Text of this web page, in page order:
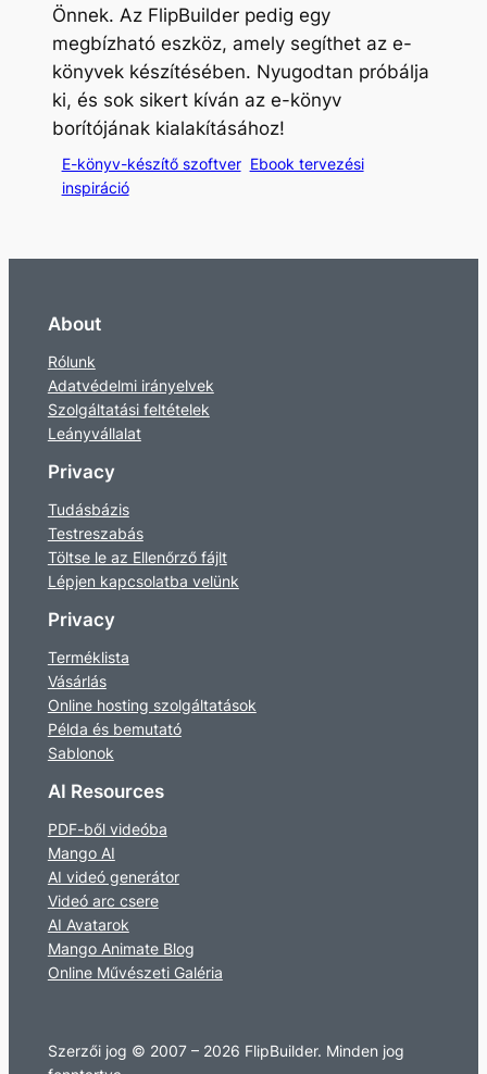
Önnek. Az FlipBuilder pedig egy
megbízható eszköz, amely segíthet az e-
könyvek készítésében. Nyugodtan próbálja
ki, és sok sikert kíván az e-könyv
borítójának kialakításához!
E-könyv-készítő szoftver Ebook tervezési
inspiráció
About
Rólunk
Adatvédelmi irányelvek
Szolgáltatási feltételek
Leányvállalat
Privacy
Tudásbázis
Testreszabás
Töltse le az Ellenőrző fájlt
Lépjen kapcsolatba velünk
Privacy
Terméklista
Vásárlás
Online hosting szolgáltatások
Példa és bemutató
Sablonok
AI Resources
PDF-ből videóba
Mango AI
AI videó generátor
Videó arc csere
AI Avatarok
Mango Animate Blog
Online Művészeti Galéria
Szerzői jog © 2007 – 2026 FlipBuilder. Minden jog